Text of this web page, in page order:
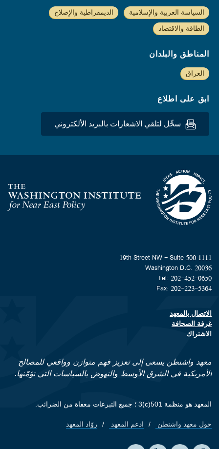
السياسة العربية والإسلامية الديمقراطية والإصلاح
الطاقة والاقتصاد
المناطق والبلدان
العراق
ابق على اطلاع
سجِّل لتلقي الاشعارات بالبريد الألكتروني
Homepage
1111 19th Street NW - Suite 500
Washington D.C. 20036
Tel: 202-452-0650
Fax: 202-223-5364
Footer contact links
الاتصال بالمعهد
غرفة الصحافة
الاشتراك
معهد واشنطن يسعى إلى تعزيز فهم متوازن وواقعي للمصالح
الأمريكية في الشرق الأوسط والنهوض بالسياسات التي تؤمّنها.
المعهد هو منظمة 501(c)3 ؛ جميع التبرعات معفاة من الضرائب.
Footer quick links
حول معهد واشنطن ادعم المعهد روّاد المعهد